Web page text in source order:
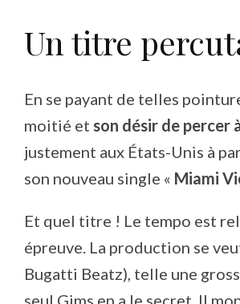
Un titre
En se payant de telles
moitié et son désir de percer
justement aux États-Unis à
son nouveau single « Miami
Et quel titre ! Le tempo est
épreuve. La production se
Bugatti Beatz), telle une
seul Gims en a le secret. Il